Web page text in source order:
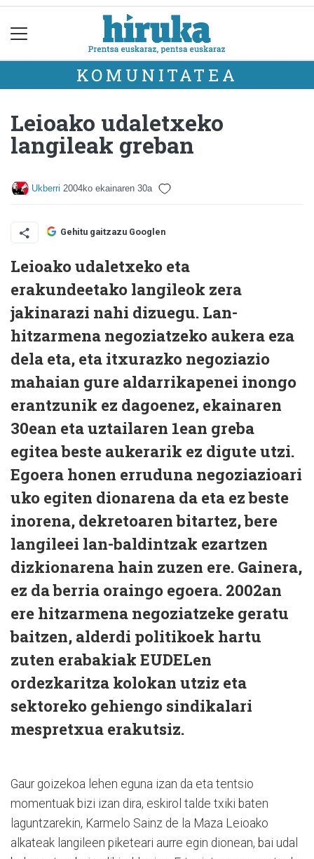
KOMUNITATEA
Leioako udaletxeko
langileak greban
Ukberri 2004ko ekainaren 30a
Gehitu gaitzazu Googlen
Leioako udaletxeko eta
erakundeetako langileok zera
jakinarazi nahi dizuegu. Lan-
hitzarmena negoziatzeko aukera eza
dela eta, eta itxurazko negoziazio
mahaian gure aldarrikapenei inongo
erantzunik ez dagoenez, ekainaren
30ean eta uztailaren 1ean greba
egitea beste aukerarik ez digute utzi.
Egoera honen erruduna negoziazioari
uko egiten dionarena da eta ez beste
inorena, dekretoaren bitartez, bere
langileei lan-baldintzak ezartzen
dizkionarena hain zuzen ere. Gainera,
ez da berria oraingo egoera. 2002an
ere hitzarmena negoziatzeke geratu
baitzen, alderdi politikoek hartu
zuten erabakiak EUDELen
ordezkaritza kolokan utziz eta
sektoreko gehiengo sindikalari
mespretxua erakutsiz.
Gaur goizekoa lehen eguna izan da eta tentsio
momentuak bizi izan dira, eskirol talde txiki baten
laguntzarekin, Karmelo Sainz de la Maza Leioako
alkateak langileen piketeari aurre egin dionean, bai udal